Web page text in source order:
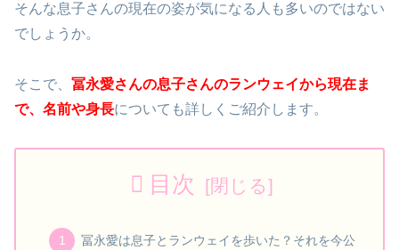
そんな息子さんの現在の姿が気になる人も多いのではない
でしょうか。
そこで、 冨永愛さんの息子さんのランウェイから現在ま
で、名前や身長についても詳しくご紹介します。
目次
冨永愛は息子とランウェイを歩いた？それを今公